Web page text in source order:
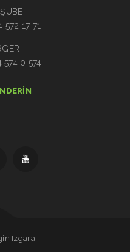
17 71
0 574
Izgara